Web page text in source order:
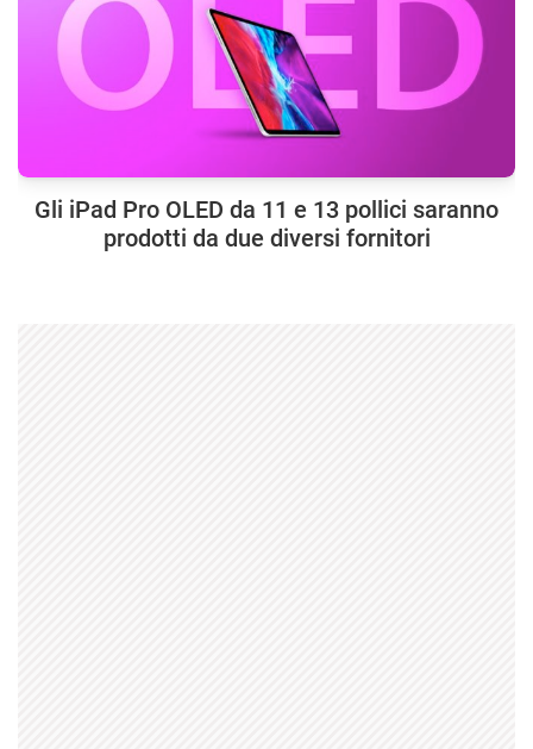
Gli iPad Pro OLED da 11 e 13 pollici saranno
prodotti da due diversi fornitori